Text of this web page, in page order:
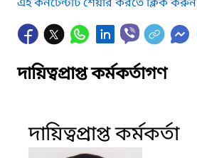
এই কনটেন্টটি শেয়ার করতে ক্লিক করুন
দায়িত্বপ্রাপ্ত কর্মকর্তাগণ
দায়িত্বপ্রাপ্ত কর্মকর্তা